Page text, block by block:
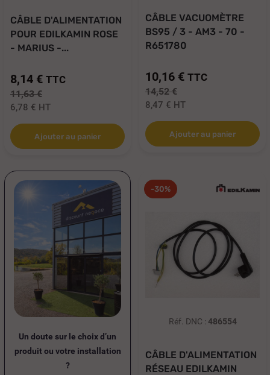
CÂBLE D'ALIMENTATION
POUR EDILKAMIN ROSE
- MARIUS -...
8,14 € TTC
11,63 €
6,78 € HT
Ajouter au panier
CÂBLE VACUOMÈTRE
BS95 / 3 - AM3 - 70 -
R651780
10,16 € TTC
14,52 €
8,47 € HT
Ajouter au panier
Un doute sur le choix d’un
produit ou votre installation
?
-30%
Réf. DNC : 486554
CÂBLE D'ALIMENTATION
RÉSEAU EDILKAMIN